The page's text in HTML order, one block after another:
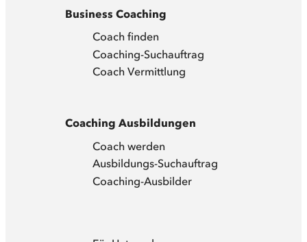
Business Coaching
Coach finden
Coaching-Suchauftrag
Coach Vermittlung
Coaching Ausbildungen
Coach werden
Ausbildungs-Suchauftrag
Coaching-Ausbilder